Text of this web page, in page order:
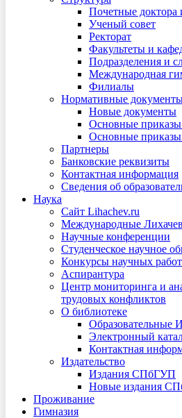
Почетные доктора
Ученый совет
Ректорат
Факультеты и
Подразделения и
Международная
Филиалы
Нормативные
Новые документы
Основные приказы
Основные приказы
Партнеры
Банковские реквизиты
Контактная информация
Сведения об
Наука
Сайт Lihachev.ru
Международные
Научные конференции
Студенческое научное
Конкурсы научных работ
Аспирантура
Центр мониторинга и
трудовых конфликтов
О библиотеке
Образовательные
Электронный
Контактная
Издательство
Издания СПбГУП
Новые издания
Проживание
Гимназия